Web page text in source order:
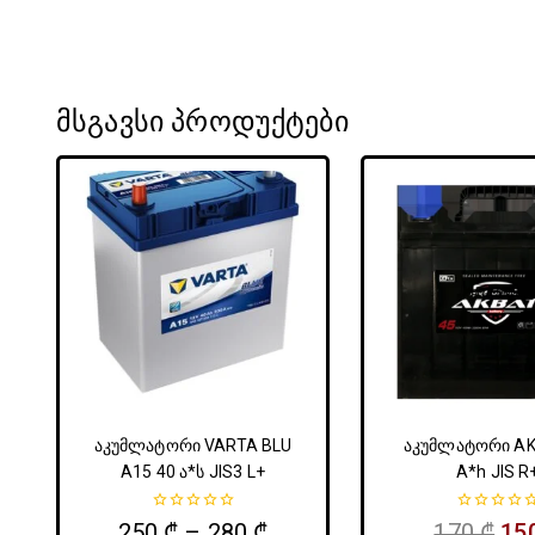
მსგავსი პროდუქტები
აკუმლატორი VARTA BLU
A15 40 ა*ს JIS3 L+
0
აკუმლატორი
A*h JIS
0